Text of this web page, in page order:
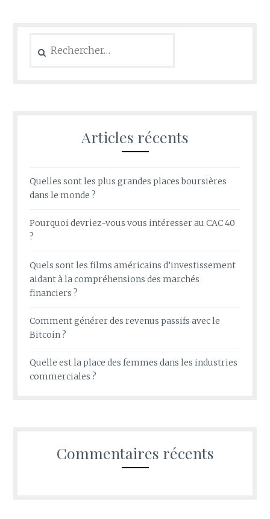
Articles récents
Quelles sont les plus grandes places boursières
dans le monde ?
Pourquoi devriez-vous vous intéresser au CAC 40
?
Quels sont les films américains d’investissement
aidant à la compréhensions des marchés
financiers ?
Comment générer des revenus passifs avec le
Bitcoin ?
Quelle est la place des femmes dans les industries
commerciales ?
Commentaires récents